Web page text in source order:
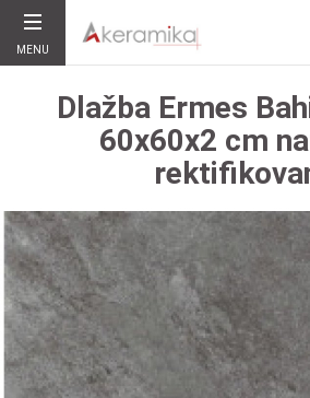
MENU
Dlažba Ermes
60x60x2 cm